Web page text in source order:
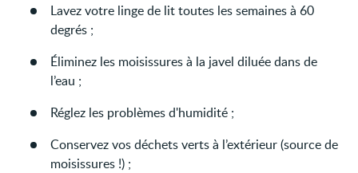
Lavez votre linge de lit toutes les semaines à 60
degrés ;
Éliminez les moisissures à la javel diluée dans de
l’eau ;
Réglez les problèmes d'humidité ;
Conservez vos déchets verts à l’extérieur (source de
moisissures !) ;